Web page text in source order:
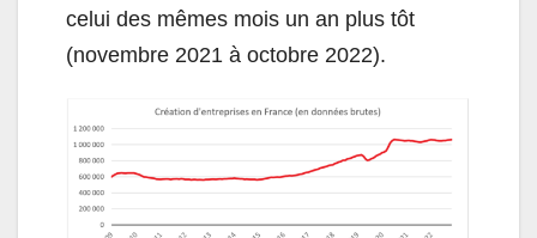
celui des mêmes mois un an plus tôt
(novembre 2021 à octobre 2022).